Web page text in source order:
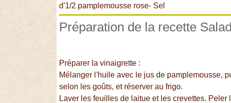
d'1/2 pamplemousse rose- Sel
Préparation de la recette
Préparer la vinaigrette :
Mélanger l'huile avec le jus de pamplemousse,
selon les goûts, et réserver au frigo.
Laver les feuilles de laitue et les crevettes.